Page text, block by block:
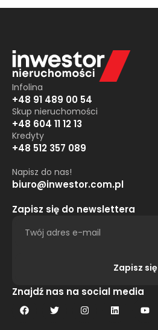
Infolina
+48 91 489 00 54
Skup nieruchomości
+48 604 11 12 13
Kredyty
+48 512 357 089
Napisz do nas!
biuro@inwestor.com.pl
Zapisz się do newslettera
Zapisz się
Alternative:
Znajdź nas na social media